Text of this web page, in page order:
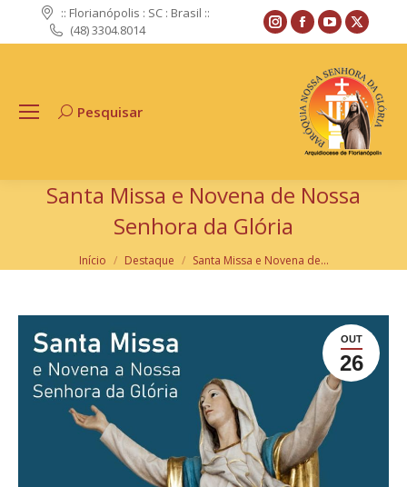
:: Florianópolis : SC : Brasil ::
(48) 3304.8014
Instagram
page
new
window
Facebook
page
opens
in
new
window
YouTube
page
opens
in
new
window
X
page
in
new
Search:Pesquisar
Santa Missa e Novena de Nossa
Senhora da Glória
Você está aqui:
Início Destaque Santa Missa e Novena de…
OUT
26